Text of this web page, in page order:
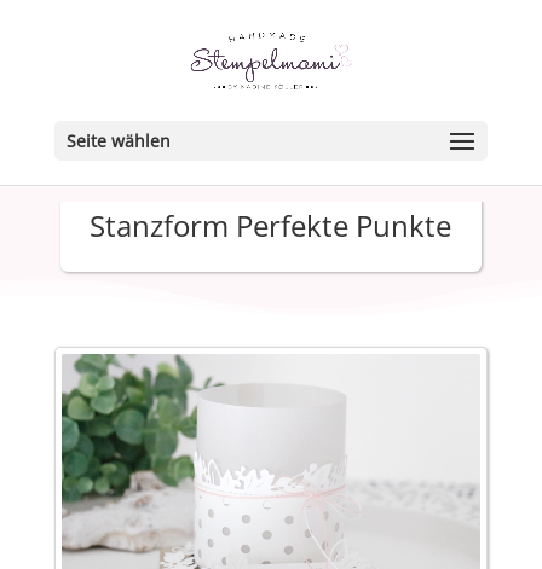
Seite wählen
Stanzform Perfekte Punkte